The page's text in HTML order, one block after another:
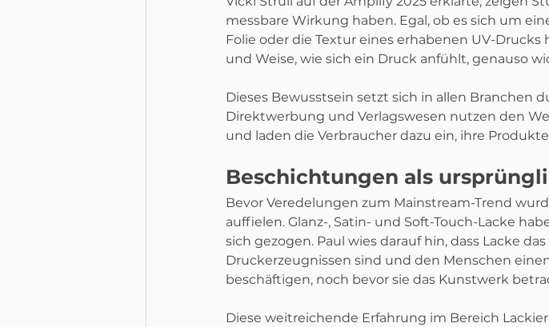
messbare Wirkung haben. Egal, ob es sich um
Folie oder die Textur eines erhabenen UV-
und Weise, wie sich ein Druck anfühlt, genauso
Dieses Bewusstsein setzt sich in allen Branchen
Direktwerbung und Verlagswesen nutzen den
und laden die Verbraucher dazu ein, ihre
Beschichtungen als
Bevor Veredelungen zum Mainstream-Trend
auffielen. Glanz-, Satin- und Soft-Touch-Lacke
sich gezogen. Paul wies darauf hin, dass Lacke
Druckerzeugnissen sind und den Menschen
beschäftigen, noch bevor sie das Kunstwerk
Diese weitreichende Erfahrung im Bereich